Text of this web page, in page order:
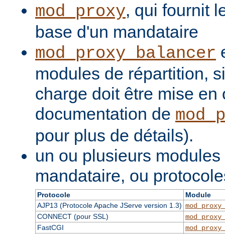
mod_proxy, qui fournit
base d'un mandataire
mod_proxy_balancer
modules de répartition,
charge doit être mise en
documentation de
pour plus de détails).
un ou plusieurs
mandataire, ou
Protocole
Module
AJP13 (Protocole Apache JServe version 1.3)
CONNECT (pour SSL)
FastCGI